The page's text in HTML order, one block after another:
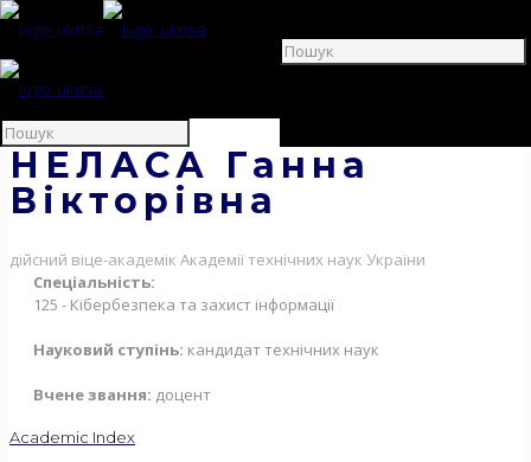
НЕЛАСА Ганна
Вікторівна
дійсний віце-академік Академії технічних наук України
Спеціальність:
125 - Кібербезпека та захист інформації
Науковий ступінь: кандидат технічних наук
Вчене звання: доцент
Academic Index